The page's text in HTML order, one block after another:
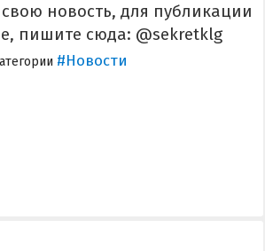
новость, для публикации
пишите сюда: @sekretklg
#Новости